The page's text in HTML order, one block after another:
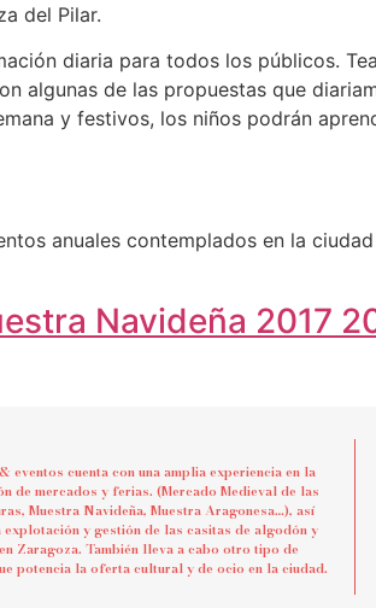
del Pilar.
diaria para todos los públicos.
algunas de las propuestas que
y festivos, los niños podrán
anuales contemplados en la
Navideña 2017
eventos cuenta con una amplia experiencia en la
de mercados y ferias. (Mercado Medieval de las
Muestra Navideña, Muestra Aragonesa…), así
explotación y gestión de las casitas de algodón y
Zaragoza. También lleva a cabo otro tipo de
potencia la oferta cultural y de ocio en la ciudad.